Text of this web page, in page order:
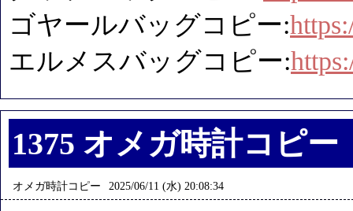
ゴヤールバッグコピー:
エルメスバッグコピー:
1375 オメガ時計コピー
オメガ時計コピー 2025/06/11 (水) 20:08:34